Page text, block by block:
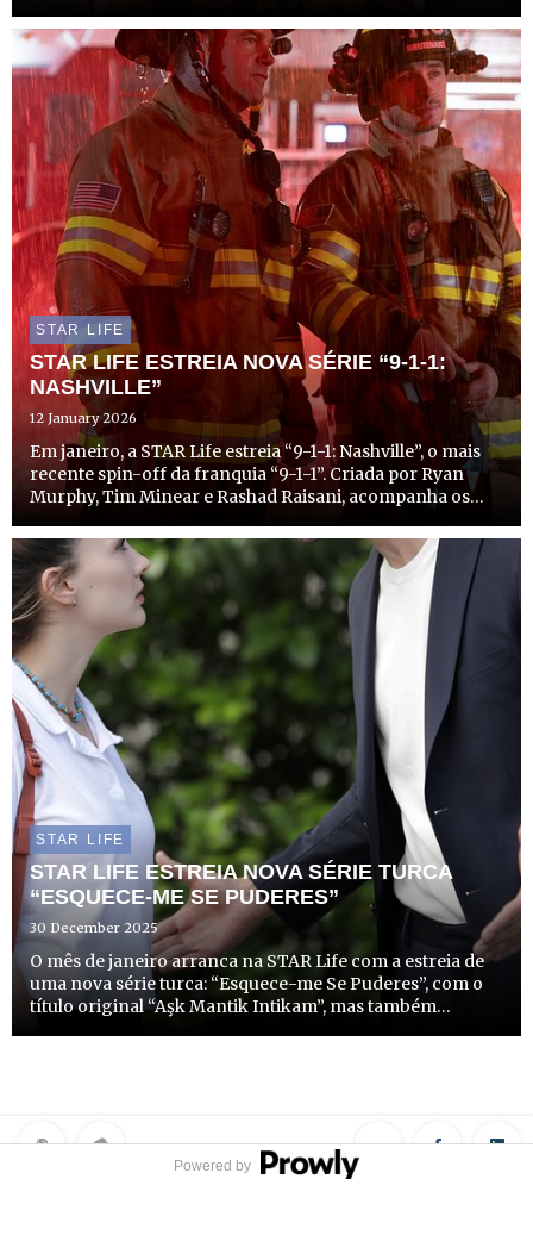
STAR LIFE
STAR LIFE ESTREIA NOVA SÉRIE “9-1-1:
NASHVILLE”
12 January 2026
Em janeiro, a STAR Life estreia “9-1-1: Nashville”, o mais
recente spin-off da franquia “9-1-1”. Criada por Ryan
Murphy, Tim Minear e Rashad Raisani, acompanha os
bombeiros, paramédicos e polícias da cidade, enquanto
enfr...
STAR LIFE
STAR LIFE ESTREIA NOVA SÉRIE TURCA
“ESQUECE-ME SE PUDERES”
30 December 2025
O mês de janeiro arranca na STAR Life com a estreia de
uma nova série turca: “Esquece-me Se Puderes”, com o
título original “Aşk Mantik Intikam”, mas também
Powered by